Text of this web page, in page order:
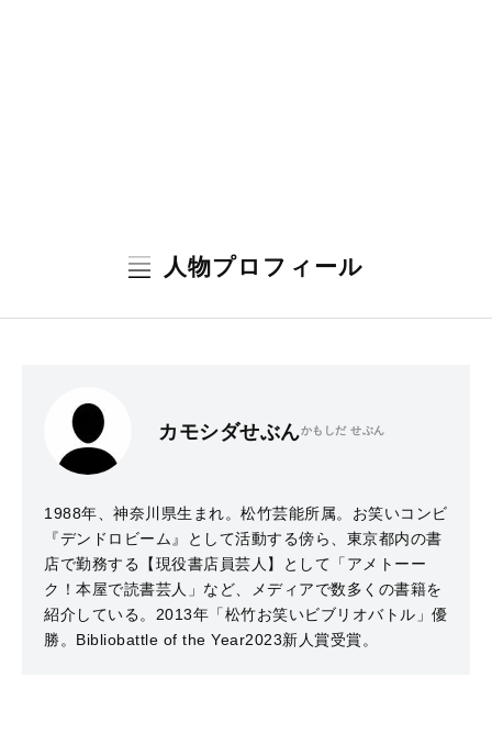
人物プロフィール
カモシダせぶんかもしだ せぶん
1988年、神奈川県生まれ。松竹芸能所属。お笑いコンビ
『デンドロビーム』として活動する傍ら、東京都内の書
店で勤務する【現役書店員芸人】として「アメトーー
ク！本屋で読書芸人」など、メディアで数多くの書籍を
紹介している。2013年「松竹お笑いビブリオバトル」優
勝。Bibliobattle of the Year2023新人賞受賞。